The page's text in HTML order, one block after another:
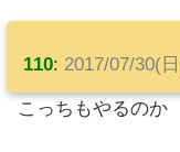
110: 2017/07/30(
こっちもやるのか